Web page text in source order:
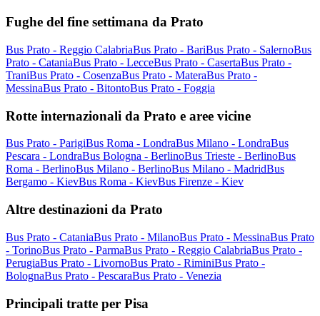
Fughe del fine settimana da Prato
Bus Prato - Reggio CalabriaBus Prato - BariBus Prato - SalernoBus
Prato - CataniaBus Prato - LecceBus Prato - CasertaBus Prato -
TraniBus Prato - CosenzaBus Prato - MateraBus Prato -
MessinaBus Prato - BitontoBus Prato - Foggia
Rotte internazionali da Prato e aree vicine
Bus Prato - ParigiBus Roma - LondraBus Milano - LondraBus
Pescara - LondraBus Bologna - BerlinoBus Trieste - BerlinoBus
Roma - BerlinoBus Milano - BerlinoBus Milano - MadridBus
Bergamo - KievBus Roma - KievBus Firenze - Kiev
Altre destinazioni da Prato
Bus Prato - CataniaBus Prato - MilanoBus Prato - MessinaBus Prato
- TorinoBus Prato - ParmaBus Prato - Reggio CalabriaBus Prato -
PerugiaBus Prato - LivornoBus Prato - RiminiBus Prato -
BolognaBus Prato - PescaraBus Prato - Venezia
Principali tratte per Pisa